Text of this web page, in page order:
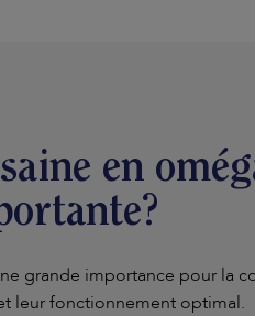
en
grande importance pour la
leur fonctionnement optimal.